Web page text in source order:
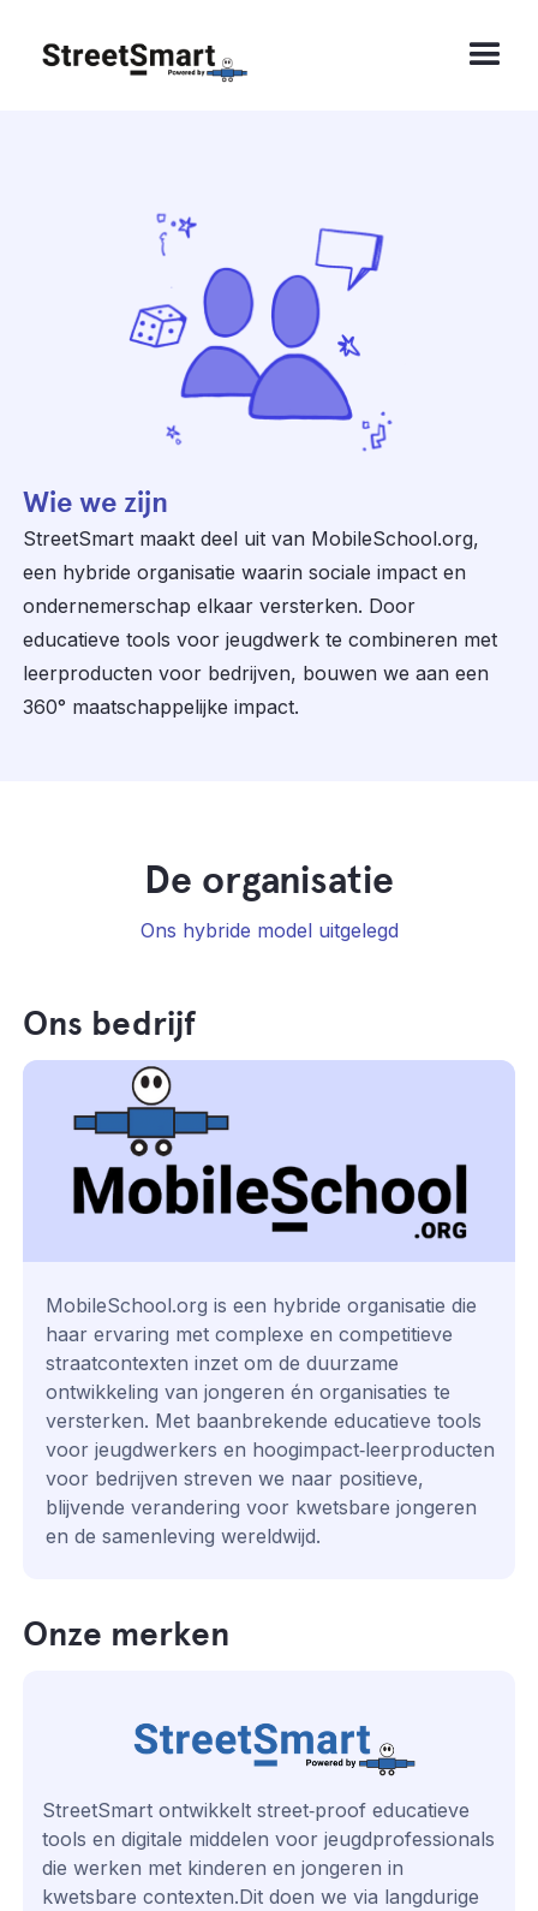
Wie we zijn
StreetSmart maakt deel uit van MobileSchool.org,
een hybride organisatie waarin sociale impact en
ondernemerschap elkaar versterken. Door
educatieve tools voor jeugdwerk te combineren met
leerproducten voor bedrijven, bouwen we aan een
360° maatschappelijke impact.
De organisatie
Ons hybride model uitgelegd
Ons bedrijf
MobileSchool.org is een hybride organisatie die
haar ervaring met complexe en competitieve
straatcontexten inzet om de duurzame
ontwikkeling van jongeren én organisaties te
versterken. Met baanbrekende educatieve tools
voor jeugdwerkers en hoogimpact‑leerproducten
voor bedrijven streven we naar positieve,
blijvende verandering voor kwetsbare jongeren
en de samenleving wereldwijd.
Onze merken
StreetSmart ontwikkelt street‑proof educatieve
tools en digitale middelen voor jeugdprofessionals
die werken met kinderen en jongeren in
kwetsbare contexten.Dit doen we via langdurige